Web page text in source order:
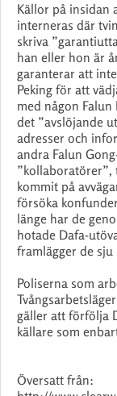
Källor på insidan
interneras där
skriva
han eller hon är
garanterar att
Peking för att
med någon
det ”avslöjande
adresser och
andra Falun
”kollaboratörer”,
kommit på
försöka
länge har de
hotade Dafa-
framlägger de
Poliserna som
gäller att förfölja
källare som
Översatt från: